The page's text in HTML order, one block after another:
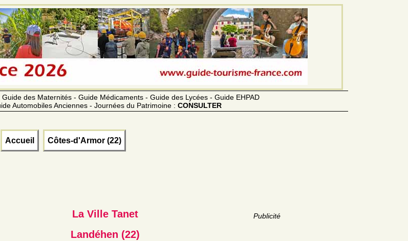
des Maternités - Guide Médicaments - Guide des Lycées - Guide EHPAD
Automobiles Anciennes - Journées du Patrimoine : CONSULTER
Accueil Côtes-d'Armor (22)
Publicité
La Ville Tanet
Landéhen (22)